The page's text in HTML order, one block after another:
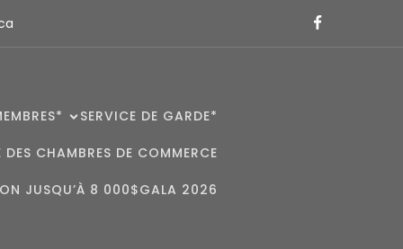
SERVICE DE GARDE*
CHAMBRES DE COMMERCE
JUSQU’À 8 000$GALA 2026